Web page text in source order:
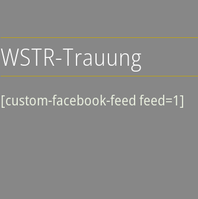
WSTR-Trauung
[custom-facebook-feed feed=1]